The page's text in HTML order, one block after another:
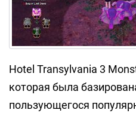
Hotel Transylvania 3
которая была
пользующегося